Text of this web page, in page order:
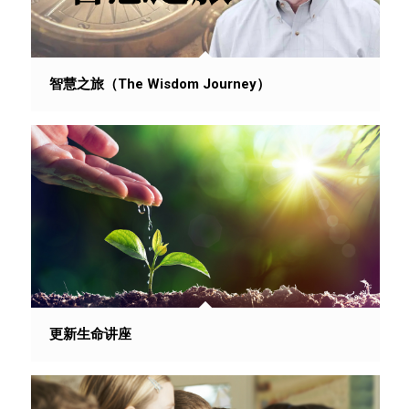
智慧之旅（The Wisdom Journey）
更新生命讲座